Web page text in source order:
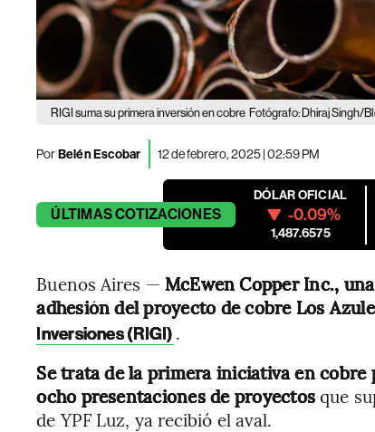
RIGI suma su primera inversión en cobre Fotógrafo: Dhiraj Singh/
PorBelén Escobar 12 de febrero, 2025 | 02:59 PM
ÚLTIMASCOTIZACIONES
DÓLAR OFICIAL
-0.09%
1,487.6575
Buenos Aires — McEwen Copper Inc.,
adhesión del proyecto de cobre Los
Inversiones (RIGI) .
Se trata de la primera iniciativa en cobre
ocho presentaciones de proyectosque
de YPF Luz, ya recibió el aval.